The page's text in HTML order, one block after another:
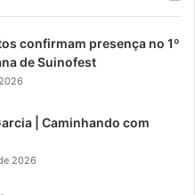
confirmam presença no 1º
de Suinofest
| Caminhando com
2026